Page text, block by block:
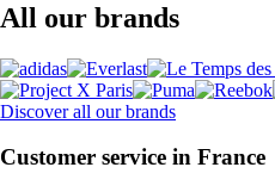
All our brands
Discover all our brands
Customer service in France